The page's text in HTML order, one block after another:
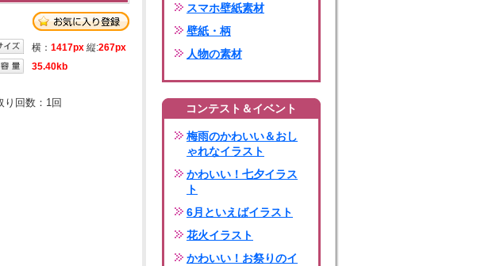
横： 1417px 縦:267px
35.40kb
り回数： 1回
スマホ壁紙素材
壁紙・柄
人物の素材
コンテスト＆イベント
梅雨のかわいい＆おし
ゃれなイラスト
かわいい！七夕イラス
ト
6月といえばイラスト
花火イラスト
かわいい！お祭りのイ